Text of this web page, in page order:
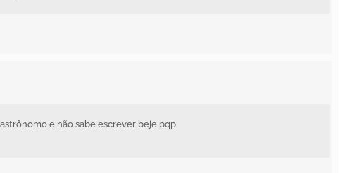
e não sabe escrever beje pqp